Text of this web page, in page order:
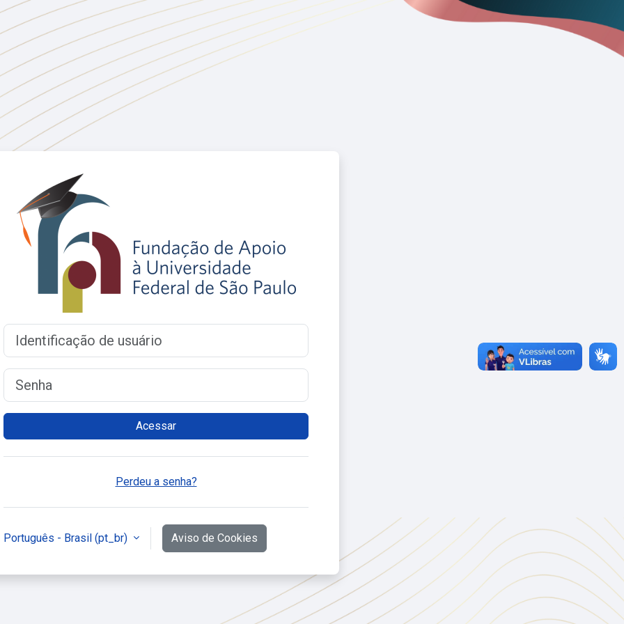
Identificação de usuário
Senha
Acessar
Perdeu a senha?
Português - Brasil ‎(pt_br)‎ Aviso de Cookies